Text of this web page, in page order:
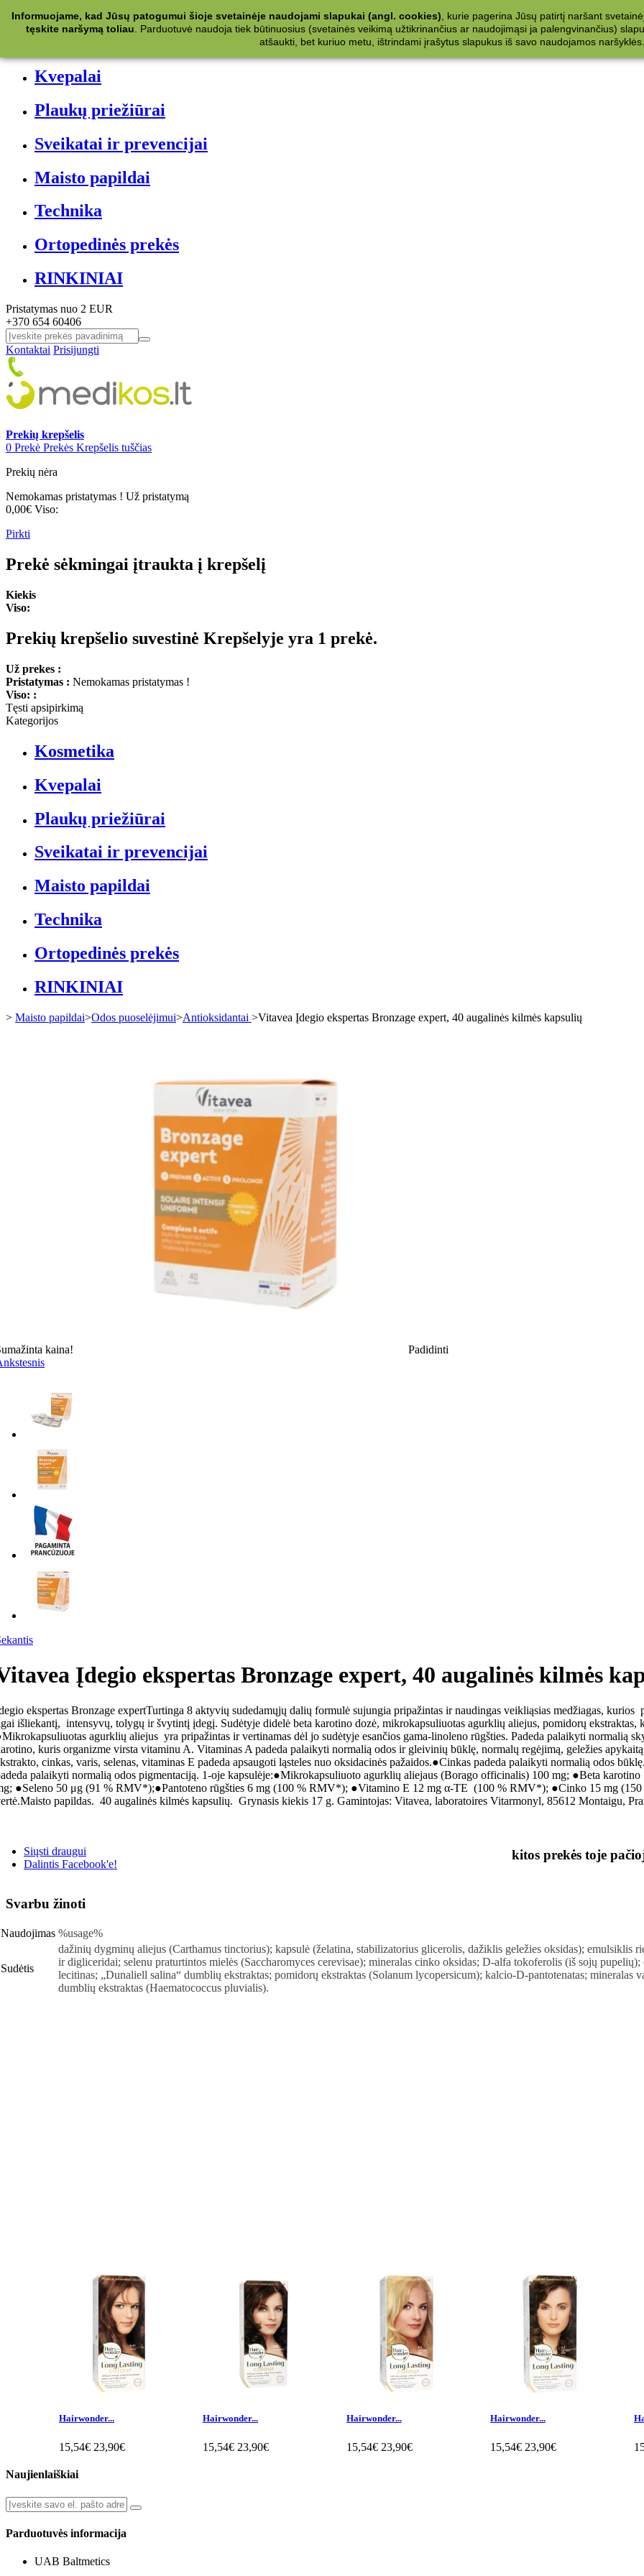
Kategorijos
Kvepalai
Plaukų priežiūrai
Sveikatai ir prevencijai
Maisto papildai
Technika
Ortopedinės prekės
RINKINIAI
Pristatymas nuo 2 EUR
+370 654 60406
Kontaktai Prisijungti
Prekių krepšelis
0 Prekė Prekės Krepšelis tuščias
Prekių nėra
Nemokamas pristatymas ! Už pristatymą
0,00€ Viso:
Pirkti
Prekė sėkmingai įtraukta į krepšelį
Kiekis
Viso:
Prekių krepšelio suvestinė Krepšelyje yra 1 prekė.
Už prekes :
Pristatymas : Nemokamas pristatymas !
Viso: :
Tęsti apsipirkimą
Kategorijos
Kosmetika
Kvepalai
Plaukų priežiūrai
Sveikatai ir prevencijai
Maisto papildai
Technika
Ortopedinės prekės
RINKINIAI
> Maisto papildai>Odos puoselėjimui>Antioksidantai >Vitavea Įdegio ekspertas Bronzage expert, 40 augalinės kilmės kapsulių
kaina!
Padidinti
Įdegio ekspertas Bronzage expert, 40 augalinės kilmės
ekspertas Bronzage expertTurtinga 8 aktyvių sudedamųjų dalių formulė sujungia pripažintas ir naudingas veikliąsias medžiagas, kurios
išliekantį, intensyvų, tolygų ir švytintį įdegį. Sudėtyje didelė beta karotino dozė, mikrokapsuliuotas agurklių aliejus, pomidorų ekstraktas,
agurklių aliejus yra pripažintas ir vertinamas dėl jo sudėtyje esančios gama-linoleno rūgšties. Padeda palaikyti normalią
kuris organizme virsta vitaminu A. Vitaminas A padeda palaikyti normalią odos ir gleivinių būklę, normalų regėjimą, geležies
cinkas, varis, selenas, vitaminas E padeda apsaugoti ląsteles nuo oksidacinės pažaidos.●Cinkas padeda palaikyti normalią odos
palaikyti normalią odos pigmentaciją. 1-oje kapsulėje:●Mikrokapsuliuoto agurklių aliejaus (Borago officinalis) 100 mg; ●Beta
●Seleno 50 μg (91 % RMV*);●Pantoteno rūgšties 6 mg (100 % RMV*); ●Vitamino E 12 mg α-TE (100 % RMV*); ●Cinko 15 mg
papildas. 40 augalinės kilmės kapsulių. Grynasis kiekis 17 g. Gamintojas: Vitavea, laboratoires Vitarmonyl, 85612 Montaigu,
Siųsti draugui
Dalintis Facebook'e!
Svarbu žinoti
Naudojimas %usage%
Sudėtis
dažinių dygminų aliejus (Carthamus tinctorius); kapsulė (želatina, stabilizatorius glicerolis, dažiklis geležies oksidas); emulsiklis
ir digliceridai; selenu praturtintos mielės (Saccharomyces cerevisae); mineralas cinko oksidas; D-alfa tokoferolis (iš sojų
lecitinas; „Dunaliell salina“ dumblių ekstraktas; pomidorų ekstraktas (Solanum lycopersicum); kalcio-D-pantotenatas; mineralas
dumblių ekstraktas (Haematococcus pluvialis).
kitos prekės toje
Hairwonder...
15,54€ 23,90€
Hairwonder...
15,54€ 23,90€
Hairwonder...
15,54€ 23,90€
Hairwonder...
15,54€ 23,90€
Informuojame, kad Jūsų patogumui šioje svetainėje naudojami slapukai (angl. cookies) , kurie pagerina Jūsų patirtį naršant
tęskite naršymą toliau
Parduotuvė naudoja tiek būtinuosius (svetainės veikimą užtikrinančius ar naudojimąsi ja palengvinančius)
atšaukti, bet kuriuo metu, ištrindami įrašytus slapukus iš savo naudojamos naršyklės.